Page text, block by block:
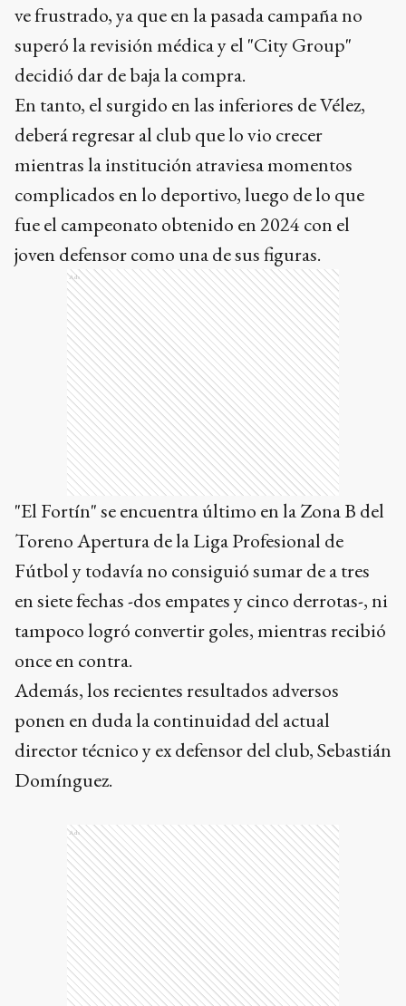
ve frustrado, ya que en la pasada campaña no
superó la revisión médica y el "City Group"
decidió dar de baja la compra.
En tanto, el surgido en las inferiores de Vélez,
deberá regresar al club que lo vio crecer
mientras la institución atraviesa momentos
complicados en lo deportivo, luego de lo que
fue el campeonato obtenido en 2024 con el
joven defensor como una de sus figuras.
Ads
"El Fortín" se encuentra último en la Zona B del
Toreno Apertura de la Liga Profesional de
Fútbol y todavía no consiguió sumar de a tres
en siete fechas -dos empates y cinco derrotas-, ni
tampoco logró convertir goles, mientras recibió
once en contra.
Además, los recientes resultados adversos
ponen en duda la continuidad del actual
director técnico y ex defensor del club, Sebastián
Domínguez.
Ads